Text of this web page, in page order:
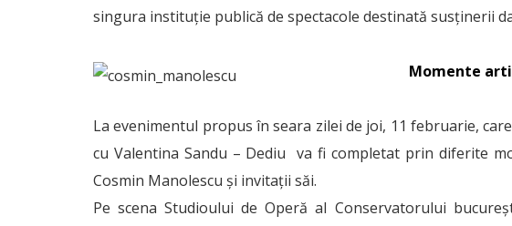
singura instituție publică de spectacole destinată susținerii
Momente
La evenimentul propus în seara zilei de joi, 11 februarie,
cu Valentina Sandu – Dediu va fi completat prin diferite
Cosmin Manolescu și invitații săi.
Pe scena Studioului de Operă al Conservatorului